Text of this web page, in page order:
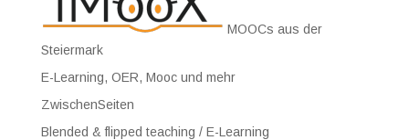
MOOCs aus der
Steiermark
E-Learning, OER, Mooc und mehr
ZwischenSeiten
Blended & flipped teaching / E-Learning